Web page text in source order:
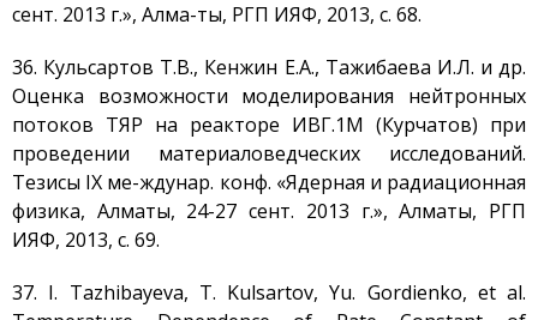
сент. 2013 г.», Алма-ты, РГП ИЯФ, 2013, с. 68.
36. Кульсартов Т.В., Кенжин Е.А., Тажибаева И.Л. и др.
Оценка возможности моделирования нейтронных
потоков ТЯР на реакторе ИВГ.1М (Курчатов) при
проведении материаловедческих исследований.
Тезисы IX ме-ждунар. конф. «Ядерная и радиационная
физика, Алматы, 24-27 сент. 2013 г.», Алматы, РГП
ИЯФ, 2013, с. 69.
37. I. Tazhibayeva, T. Kulsartov, Yu. Gordienko, et al.